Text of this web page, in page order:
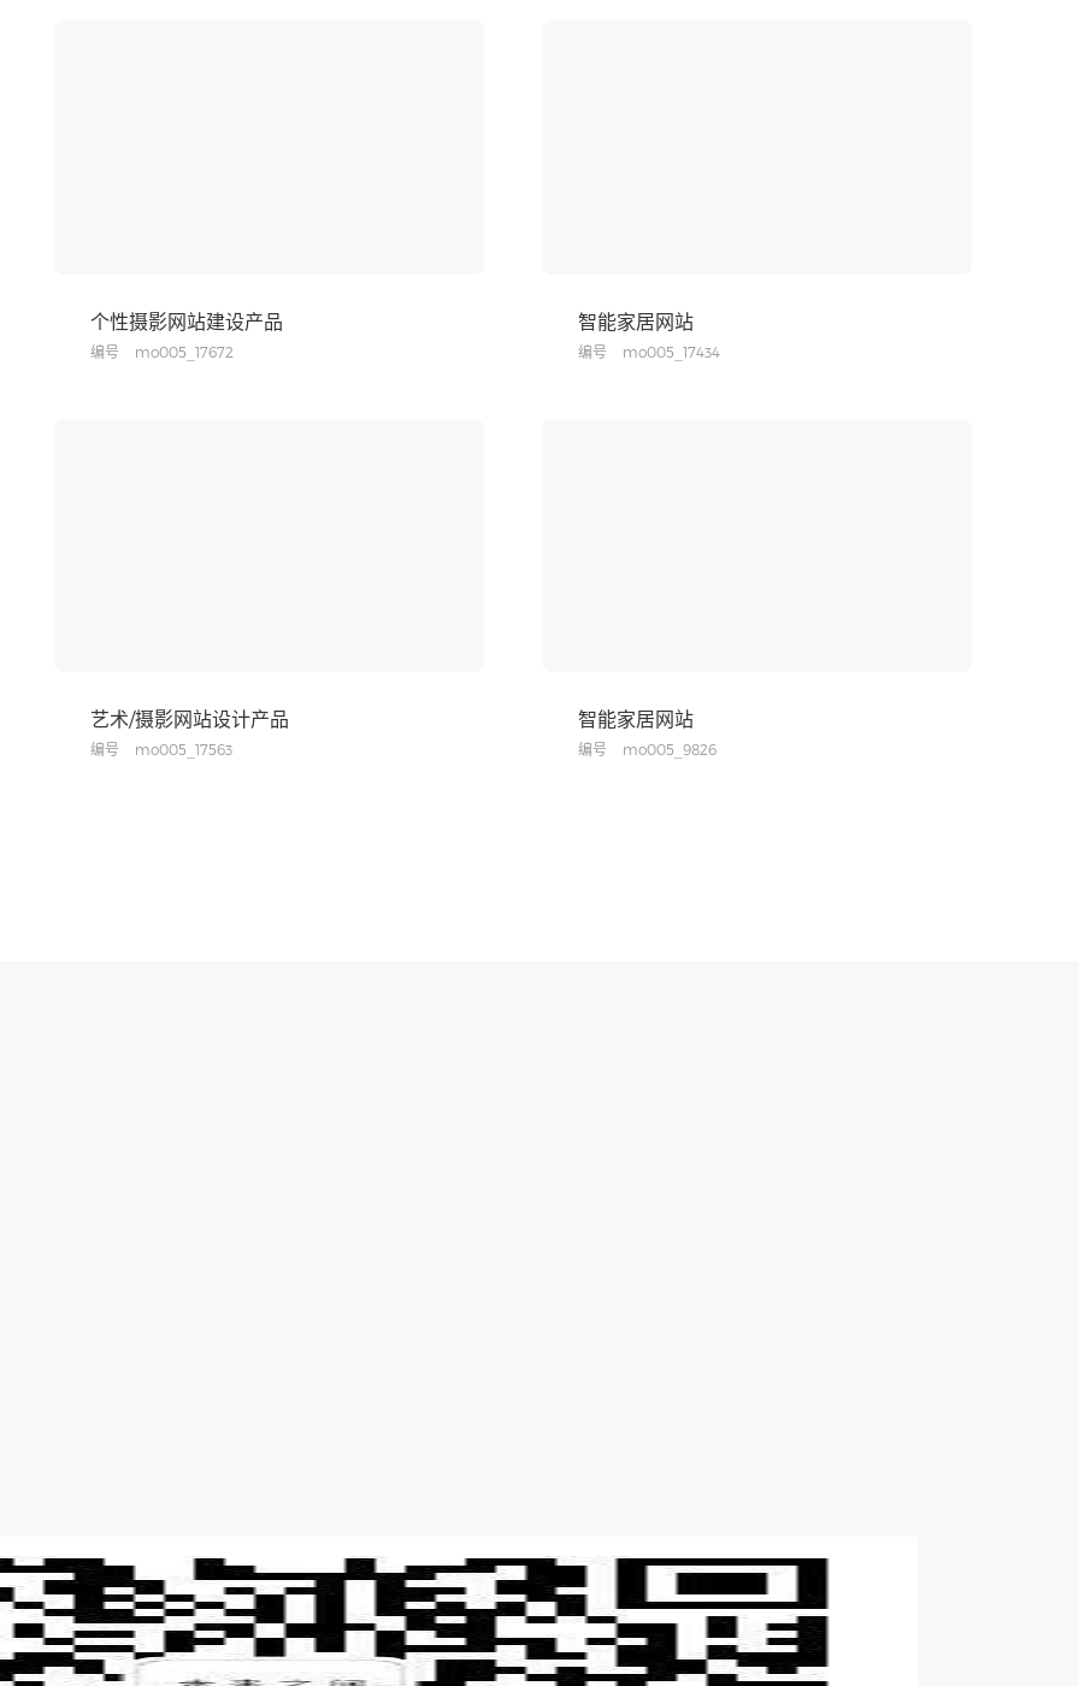
个性摄影网站建设产品
编号 mo005_17672
智能家居网站
编号 mo005_17434
艺术/摄影网站设计产品
编号 mo005_17563
智能家居网站
编号 mo005_9826